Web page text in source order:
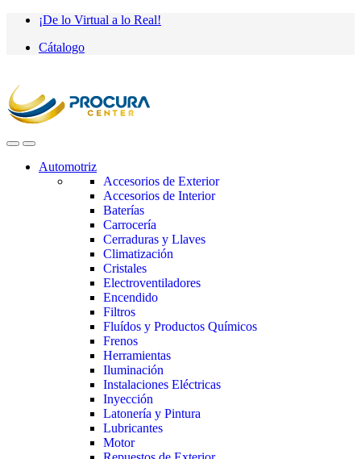
Saltar
navegación
saltar
contenido
¡De lo Virtual a lo Real!
Cátalogo
Automotriz
Accesorios de Exterior
Accesorios de Interior
Baterías
Carrocería
Cerraduras y Llaves
Climatización
Cristales
Electroventiladores
Encendido
Filtros
Fluídos y Productos Químicos
Frenos
Herramientas
Iluminación
Instalaciones Eléctricas
Inyección
Latonería y Pintura
Lubricantes
Motor